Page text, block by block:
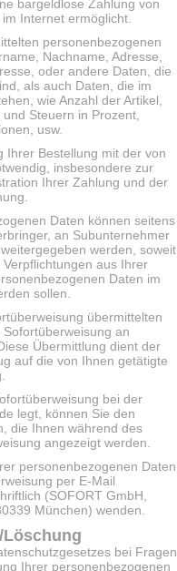
bargeldlose Zahlung von
Internet ermöglicht.
personenbezogenen
Nachname, Adresse,
oder andere Daten, die
als auch Daten, die im
wie Anzahl der Artikel,
Steuern in Prozent,
usw.
Ihrer Bestellung mit der von
insbesondere zur
Ihrer Zahlung und der
Daten können seitens
an Subunternehmer
werden, soweit
aus Ihrer
Daten im
sollen.
übermittelten
an
Übermittlung dient der
auf die von Ihnen getätigte
bei der
legt, können Sie den
die Ihnen während des
angezeigt werden.
personenbezogenen Daten
per E-Mail
(SOFORT GmbH,
München) wenden.
bei Fragen
Ihrer personenbezogenen